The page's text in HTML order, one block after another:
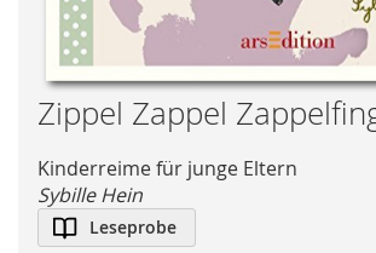
Skip
to
the
beginning
of
the
Zippel Zappel
Kinderreime für junge Eltern
Sybille Hein
Leseprobe